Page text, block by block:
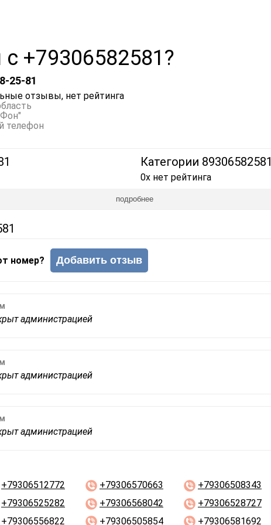
+79306582581?
25-81
отзывы, нет рейтинга
телефон
Категории 89306582581
0x нет рейтинга
подробнее
номер? Добавить отзыв
администрацией
администрацией
администрацией
+79306512772 +79306570663 +79306508343
+79306525282 +79306568042 +79306528727
+79306556822 +79306505854 +79306581692